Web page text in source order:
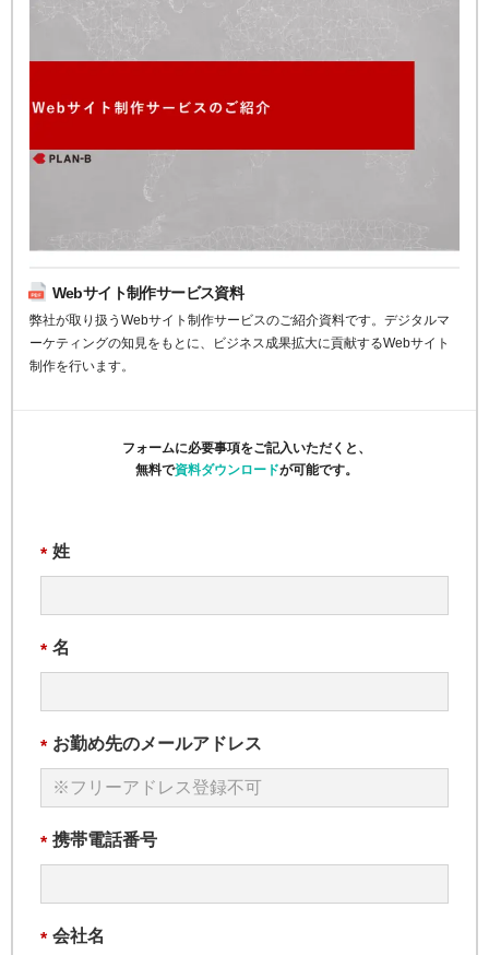
Webサイト制作サービス資料
弊社が取り扱うWebサイト制作サービスのご紹介資料です。デジタルマ
ーケティングの知見をもとに、ビジネス成果拡大に貢献するWebサイト
制作を行います。
フォームに必要事項をご記入いただくと、
無料で資料ダウンロードが可能です。
* 姓
* 名
* お勤め先のメールアドレス
* 携帯電話番号
* 会社名